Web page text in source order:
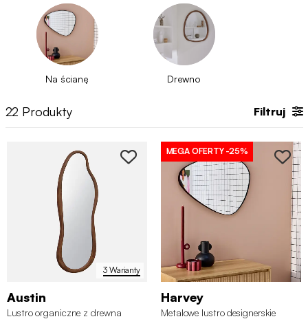
elementem dekoracyjnym
dla salonu,
czywejście.
Na ścianę Drewno
22 Produkty Filtruj
3 Warianty
Austin
Lustro organiczne z drewna
MEGA OFERTY -25%
Harvey
Metalowe lustro designerskie